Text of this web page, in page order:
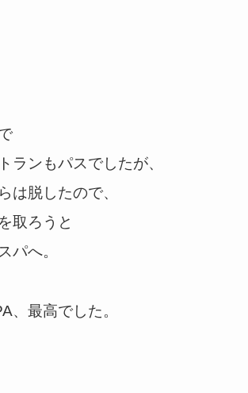
ランもパスでしたが、
は脱したので、
取ろうと
パへ。
、最高でした。